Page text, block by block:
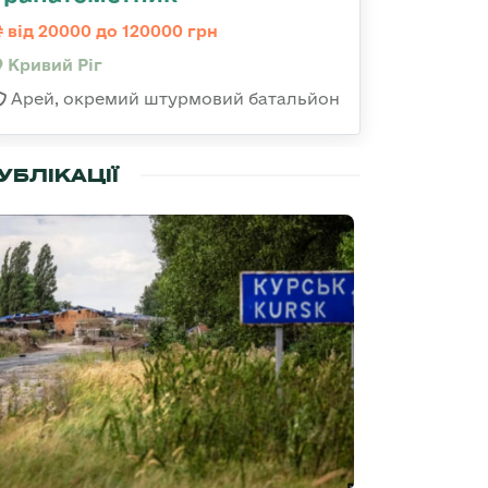
від 20000 до 120000 грн
Кривий Ріг
Арей, окремий штурмовий батальйон